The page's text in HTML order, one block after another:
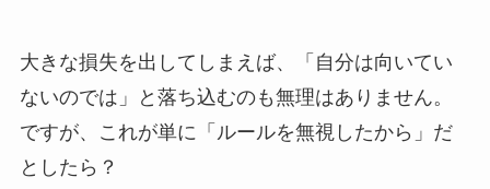
大きな損失を出してしまえば、「自分は向いてい
ないのでは」と落ち込むのも無理はありません。
ですが、これが単に「ルールを無視したから」だ
としたら？